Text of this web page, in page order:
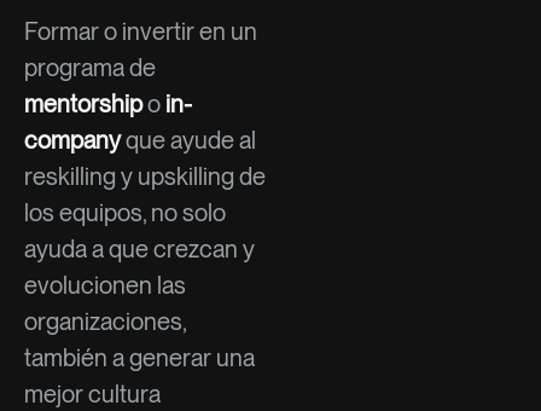
Formar o invertir en un
programa de
mentorshipo in-
companyque ayude al
reskilling y upskilling de
los equipos, no solo
ayuda a que crezcan y
evolucionen las
organizaciones,
también a generar una
mejor cultura